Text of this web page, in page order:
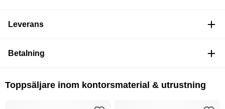
Leverans
Betalning
Toppsäljare inom kontorsmaterial & utrustning